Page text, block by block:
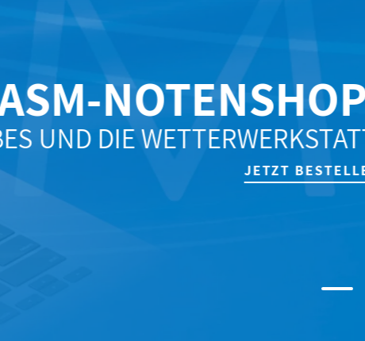
NOTENSHOP
DIE WETTERWERKSTATT"
JETZT BESTELLEN!